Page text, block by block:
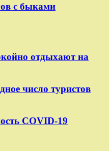
с быками
отдыхают на
число туристов
COVID-19